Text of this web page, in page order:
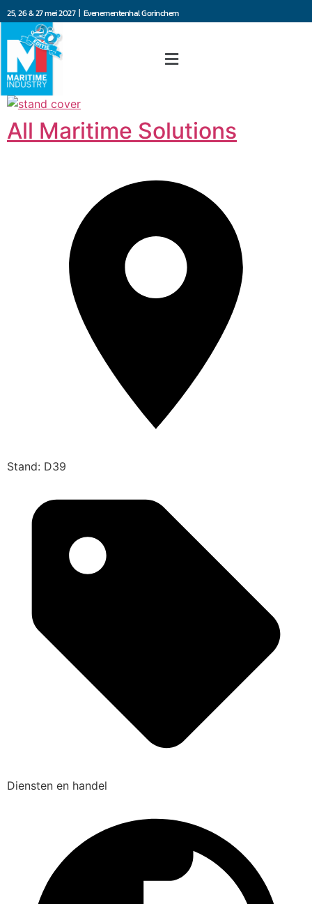
25, 26 & 27 mei 2027 | Evenementenhal Gorinchem
All Maritime Solutions
Stand: D39
Diensten en handel